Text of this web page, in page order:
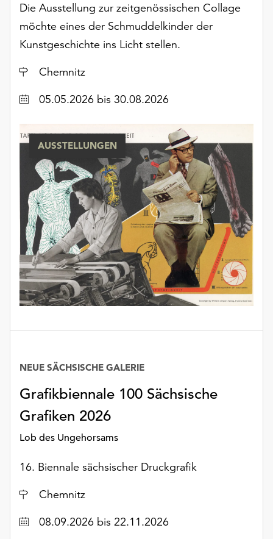
Ende
der
Seite
Schaltfläche
Einstellungen“
Verfügung.
Funktionale
Cookies
werden
ohne
Ihr
Einverständnis
weiterhin
ausgeführt.
Möchten
Sie
die
Cookies
erreichen
Sie
die
Einstellungen
über
Schaltfläche
Informationen
Sie
Die Ausstellung zur zeitgenössischen Collage
möchte eines der Schmuddelkinder der
Kunstgeschichte ins Licht stellen.
Ort
Chemnitz
Datum05.05.2026 bis 30.08.2026
AUSSTELLUNGEN
Grafikbiennale 100 Sächsische
Grafiken 2026
Lob des Ungehorsams
NEUE SÄCHSISCHE GALERIE
16. Biennale sächsischer Druckgrafik
Ort
Chemnitz
Datum08.09.2026 bis 22.11.2026